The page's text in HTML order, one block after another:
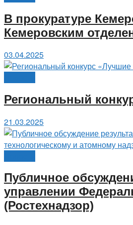
В прокуратуре
Кемеровским
03.04.2025
Региональный
21.03.2025
Публичное
управлении
(Ростехнадзор)